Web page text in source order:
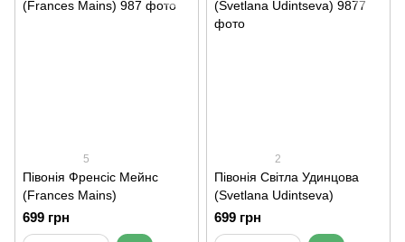
5
Півонія Френсіс Мейнс
(Frances Mains)
699 грн
2
Півонія Світла Удинцова
(Svetlana Udintseva)
699 грн